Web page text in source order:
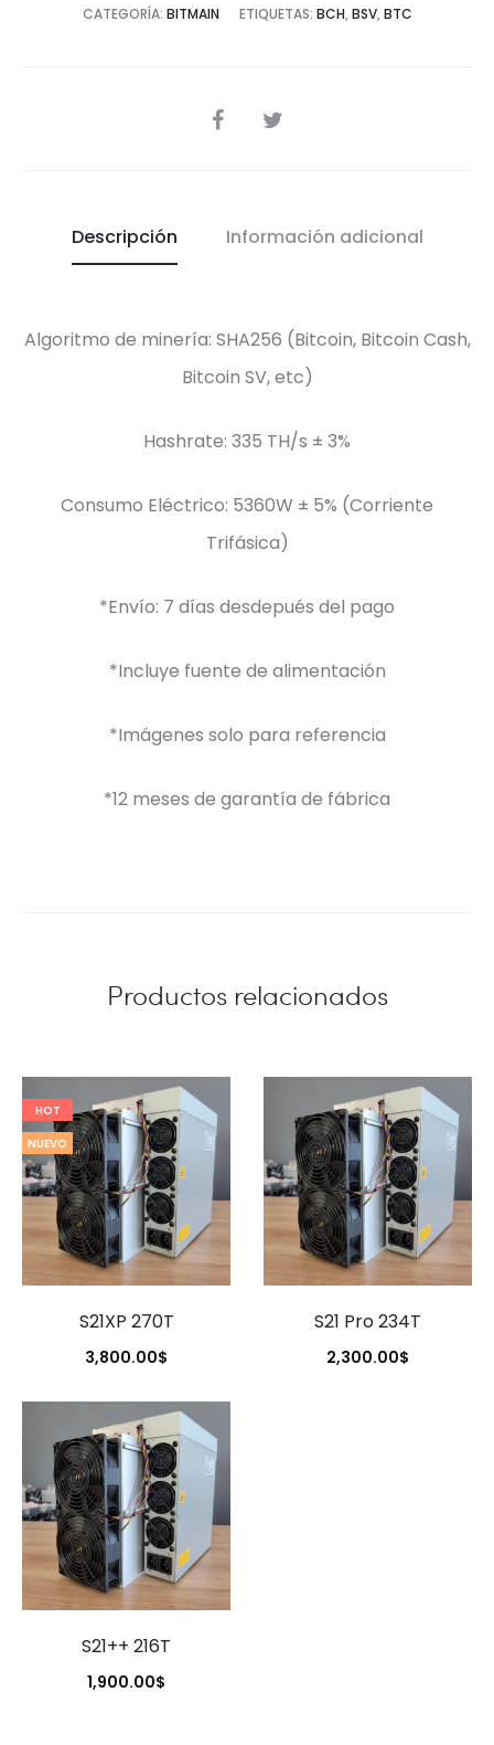
CATEGORÍA: BITMAIN ETIQUETAS: BCH, BSV, BTC
SHARE
Descripción Información adicional
Algoritmo de minería: SHA256 (Bitcoin, Bitcoin Cash,
Bitcoin SV, etc)
Hashrate: 335 TH/s ± 3%
Consumo Eléctrico: 5360W ± 5% (Corriente
Trifásica)
*Envío: 7 días desdepués del pago
*Incluye fuente de alimentación
*Imágenes solo para referencia
*12 meses de garantía de fábrica
Productos relacionados
HOT
NUEVO
S21XP 270T
3,800.00$
S21 Pro 234T
2,300.00$
S21++ 216T
1,900.00$